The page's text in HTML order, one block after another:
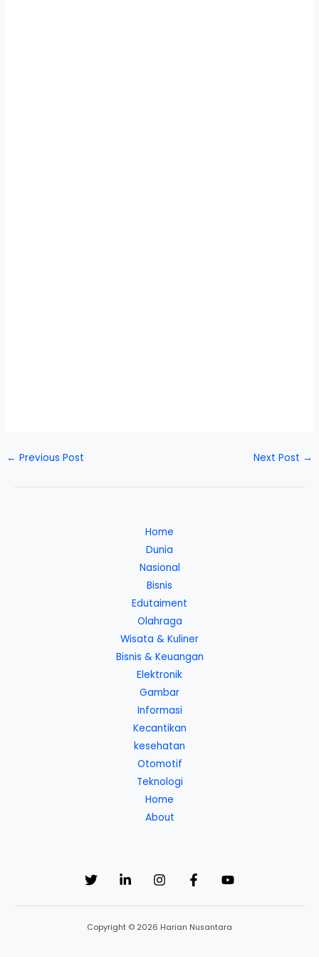
← Previous Post Next Post →
Home
Dunia
Nasional
Bisnis
Edutaiment
Olahraga
Wisata & Kuliner
Bisnis & Keuangan
Elektronik
Gambar
Informasi
Kecantikan
kesehatan
Otomotif
Teknologi
Home
About
Copyright © 2026 Harian Nusantara